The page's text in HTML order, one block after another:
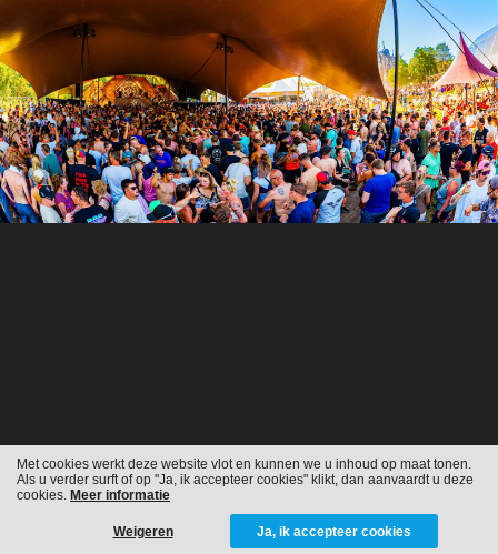
Met cookies werkt deze website vlot en kunnen we u inhoud op maat tonen.
Als u verder surft of op "Ja, ik accepteer cookies" klikt, dan aanvaardt u deze
cookies. Meer informatie
Weigeren Ja, ik accepteer cookies